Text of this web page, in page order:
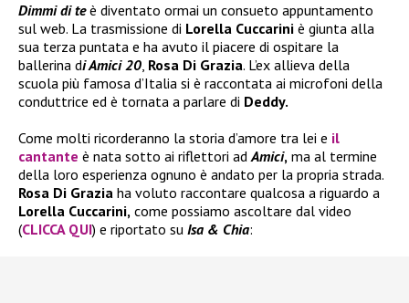
Dimmi di teè diventato ormai un consueto appuntamento
sul web. La trasmissione di Lorella Cuccarini è giunta alla
sua terza puntata e ha avuto il piacere di ospitare la
ballerina di Amici 20, Rosa Di Grazia. L’ex allieva della
scuola più famosa d’Italia si è raccontata ai microfoni della
conduttrice ed è tornata a parlare di Deddy.
Come molti ricorderanno la storia d’amore tra lei e il
cantante è nata sotto ai riflettori ad Amici, ma al termine
della loro esperienza ognuno è andato per la propria strada.
Rosa Di Grazia ha voluto raccontare qualcosa a riguardo a
Lorella Cuccarini, come possiamo ascoltare dal video
(CLICCA QUI) e riportato su Isa & Chia: